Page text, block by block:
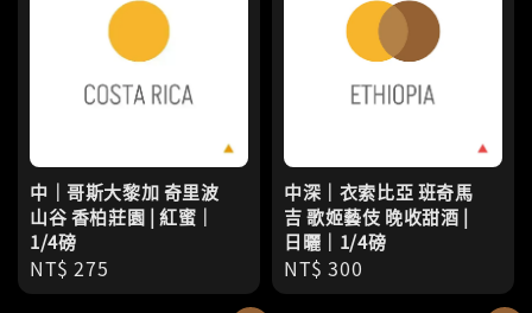
中｜哥斯大黎加 奇里波
山谷 香柏莊園 | 紅蜜｜
1/4磅
Regular
price
NT$ 275
中深｜衣索比亞 班奇馬
吉 歌姬藝伎 晚收甜酒 |
日曬｜1/4磅
Regular
price
NT$ 300